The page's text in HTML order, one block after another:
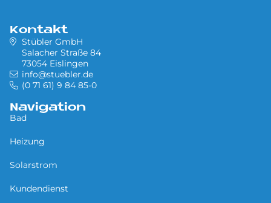
Kontakt
Stübler GmbH
Salacher Straße 84
73054 Eislingen
info@stuebler.de
(0 71 61) 9 84 85-0
Navigation
Bad
Heizung
Solarstrom
Kundendienst